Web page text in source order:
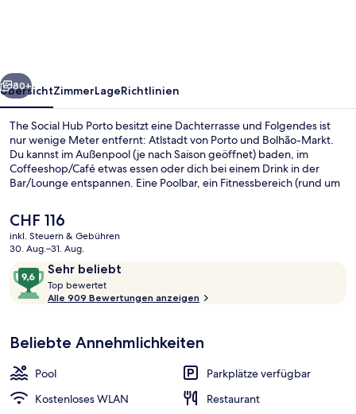
Weiter
80+
ÜbersichtZimmerLageRichtlinien
The Social Hub Porto besitzt eine Dachterrasse und Folgendes ist
nur wenige Meter entfernt: Atlstadt von Porto und Bolhão-Markt.
Du kannst im Außenpool (je nach Saison geöffnet) baden, im
Coffeeshop/Café etwas essen oder dich bei einem Drink in der
Bar/Lounge entspannen. Eine Poolbar, ein Fitnessbereich (rund um
Die öffentlichen Verkehrsmittel sind nur einen kurzen Fußmarsch
entfernt: Zur Station Pr. D. João I sind es nur wenige Schritte und
zur Station Aliados 3 Minuten.
Der
aktuelle
Preis
CHF 116.
CHF 116
inkl. Steuern & Gebühren
30. Aug.–31. Aug.
Bewertungen
Sehr beliebt
9,6
von
10,
beliebt
Top bewertet
o
b
r
Alle 909 Bewertungen anzeigen
Beliebte Annehmlichkeiten
Pool
Parkplätze verfügbar
Kostenloses WLAN
Restaurant